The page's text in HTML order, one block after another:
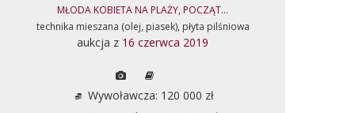
MŁODA KOBIETA NA PLAŻY, POCZĄT...
technika mieszana (olej, piasek), płyta pilśniowa
aukcja z 16 czerwca 2019
Wywoławcza: 120 000 zł